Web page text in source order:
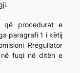
që procedurat e
paragrafi 1 i këtij
Rregullator
fuqi në ditën e